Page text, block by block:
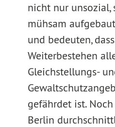
nicht nur unsozial,
mühsam
und bedeuten,
Weiterbestehen
Gleichstellungs-
gefährdet ist.
Berlin